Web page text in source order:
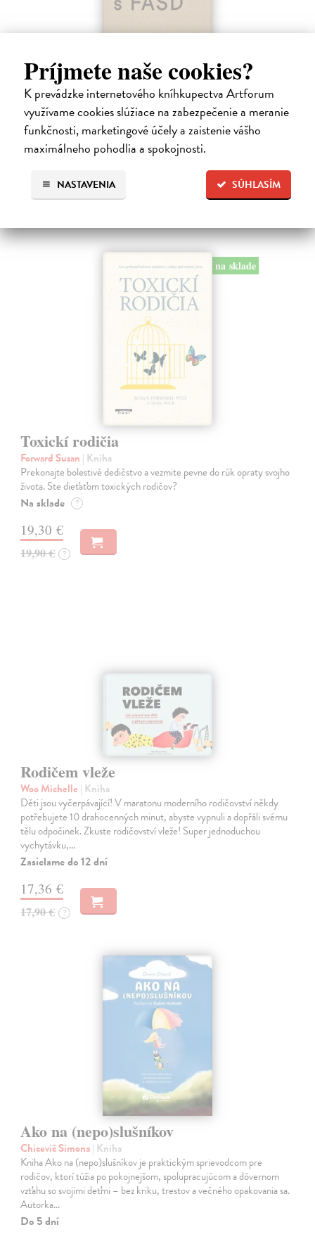
Príjmete naše cookies?
K prevádzke internetového kníhkupectva Artforum
využívame cookies slúžiace na zabezpečenie a meranie
funkčnosti, marketingové účely a zaistenie vášho
maximálneho pohodlia a spokojnosti.
SÚHLASÍM
NASTAVENIA
Ako byť rodičom dieťaťa s FASD
Brown Julia, Mather Mary| Kniha
Jedna z mála kníh o poruchách fetálneho alkoholového spektra v
slovenskom jazyku. Kniha nielen jasne a zrozumiteľne popisuje
problematiku FASD, ale ponúka aj konkrétne rady pri výchove detí s
Na sklade ?
na sklade
Toxickí rodičia
Forward Susan | Kniha
Prekonajte bolestivé dedičstvo a vezmite pevne do rúk opraty svojho
života. Ste dieťaťom toxických rodičov?
Na sklade ?
19,30 €
19,90 € ?
Rodičem vleže
Woo Michelle | Kniha
Děti jsou vyčerpávající! V maratonu moderního rodičovství někdy
potřebujete 10 drahocenných minut, abyste vypnuli a dopřáli svému
tělu odpočinek. Zkuste rodičovství vleže! Super jednoduchou
vychytávku,…
Zasielame do 12 dní
17,36 €
17,90 € ?
Ako na (nepo)slušníkov
Chicevič Simona| Kniha
Kniha Ako na (nepo)slušníkov je praktickým sprievodcom pre
rodičov, ktorí túžia po pokojnejšom, spolupracujúcom a dôvernom
vzťahu so svojimi deťmi – bez kriku, trestov a večného opakovania sa.
Autorka…
Do 5 dní